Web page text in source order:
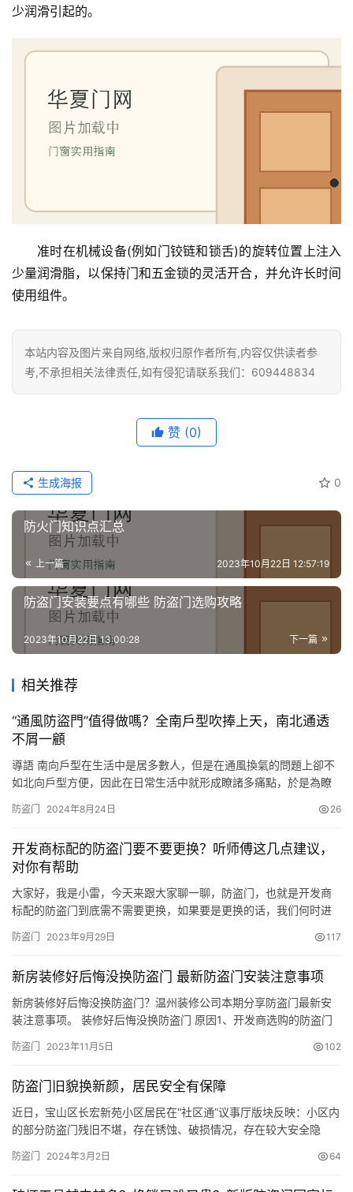
卫
间
门
装
业
讯
联
我
们
少润滑引起的。
准时在机械设备(例如门铰链和锁舌)的旋转位置上注入
少量润滑脂，以保持门和五金锁的灵活开合，并允许长时间
使用组件。
本站内容及图片来自网络,版权归原作者所有,内容仅供读者参
考,不承担相关法律责任,如有侵犯请联系我们：609448834
赞 (0)
0
生成海报
防火门知识点汇总
上一篇 2023年10月22日 12:57:19
防盗门安装要点有哪些 防盗门选购攻略
下一篇
2023年10月22日 13:00:28
相关推荐
“通風防盜門”值得做嗎？全南戶型吹捧上天，南北通透
不屑一顧
導語 南向戶型在生活中是居多數人，但是在通風換氣的問題上卻不
如北向戶型方便，因此在日常生活中就形成瞭諸多痛點，於是為瞭
是南北通透戶型人們就開始對這種新鮮事物不屑一顧，認為這並沒
南向戶型的通風防盜門有什麼優點，而南北通透戶型又有什麼不需
要…
防盗门 2024年8月24日 26
开发商标配的防盗门要不要更换？听师傅这几点建议，
对你有帮助
大家好，我是小雷，今天来跟大家聊一聊，防盗门，也就是开发商
标配的防盗门到底需不需要更换，如果要是更换的话，我们何时进
名称顾名思义，它的主要功能用于防盗，但是随着社会发展的进
现金，所以现在被盗的风险真的是非常非常低，我估计再过两年可
能小偷就已经成…
防盗门 2023年9月29日 117
新房装修好后悔没换防盗门 最新防盗门安装注意事项
新房装修好后悔没换防盗门？温州装修公司本期分享防盗门最新安
装注意事项。 装修好后悔没换防盗门 原因1、开发商选购的防盗门
级比较低，给我们的家居空间安全带来一定影响。 原因2.同时装修
损伤，由于开发商购买的防盗门往往没有保护膜，给清理带来不
便。 …
防盗门 2023年11月5日 102
防盗门旧貌换新颜，居民安全有保障
近日，宝山区长宏新苑小区居民在“社区通”议事厅版块反映：小区内
的部分防盗门残旧不堪，存在锈蚀、破损情况，存在较大安全隐
了居民们的广泛关注和讨论，大家纷纷表示赞同。 更换前 在征得有
防盗门 2024年3月2日 64